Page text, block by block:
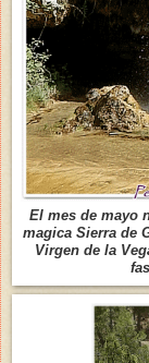
El mes de mayo
magica Sierra de
Virgen de la